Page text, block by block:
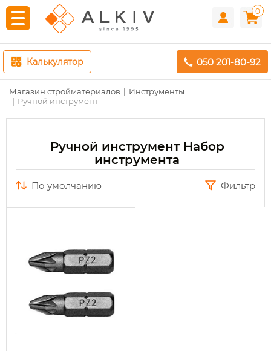
0
Калькулятор 050 201-80-92
Магазин стройматериалов
Инструменты
Ручной инструмент
Ручной инструмент Набор
инструмента
по умолчанию Фильтр